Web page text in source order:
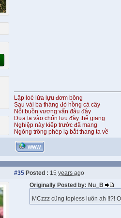
Lập loè lửa lựu đơm bông
Sau vài ba tháng đỏ hồng cả cây
Nỗi buồn vương vấn đâu đây
Đưa ta vào chốn lưu đày thế giang
Nghiệp này kiếp trước đã mang
Ngóng trông phép lạ bắt thang ta về
WWW
#35 Posted : 15 years ago
Originally Posted by: Nu_B
MCzzz cũng topless luôn ah !!?!